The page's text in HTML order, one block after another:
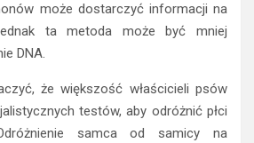
może dostarczyć informacji na
ta metoda może być mniej
DNA.
że większość właścicieli psów
testów, aby odróżnić płci
samca od samicy na